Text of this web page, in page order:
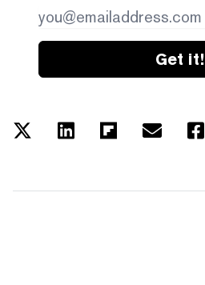
Get it!